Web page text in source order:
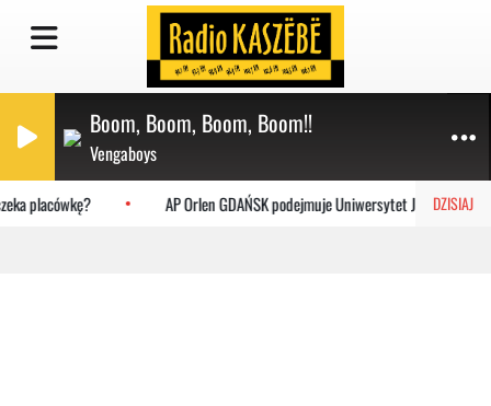
Boom, Boom, Boom, Boom!!
Vengaboys
DZISIAJ
placówkę? AP Orlen GDAŃSK podejmuje Uniwersytet Jagielloński